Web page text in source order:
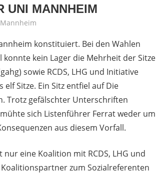
UNI MANNHEIM
konstituiert. Bei den Wahlen
kein Lager die Mehrheit der Sitze
sowie RCDS, LHG und Initiative
elf Sitze. Ein Sitz entfiel auf Die
Trotz gefälschter Unterschriften
sich Listenführer Ferrat weder um
aus diesem Vorfall.
eine Koalition mit RCDS, LHG und
zum Sozialreferenten